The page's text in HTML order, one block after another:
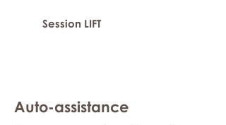
Session LIFT
Auto-assistance